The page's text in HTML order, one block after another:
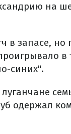
на
в запасе,
в
синих".
одержал